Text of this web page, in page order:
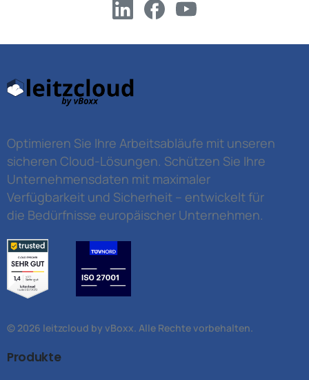
Optimieren Sie Ihre Arbeitsabläufe mit unseren
sicheren Cloud-Lösungen. Schützen Sie Ihre
Unternehmensdaten mit maximaler
Verfügbarkeit und Sicherheit – entwickelt für
die Bedürfnisse europäischer Unternehmen.
© 2026 leitzcloud by vBoxx. Alle Rechte vorbehalten.
Produkte